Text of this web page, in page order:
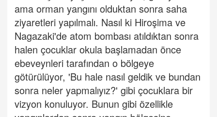
ama orman yangını olduktan sonra saha
ziyaretleri yapılmalı. Nasıl ki Hiroşima ve
Nagazaki'de atom bombası atıldıktan sonra
halen çocuklar okula başlamadan önce
ebeveynleri tarafından o bölgeye
götürülüyor, 'Bu hale nasıl geldik ve bundan
sonra neler yapmalıyız?' gibi çocuklara bir
vizyon konuluyor. Bunun gibi özellikle